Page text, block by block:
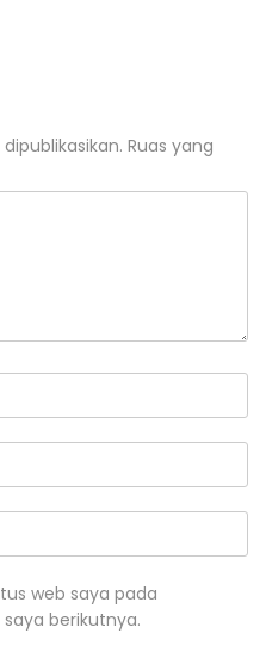
Ruas yang
web saya pada
berikutnya.